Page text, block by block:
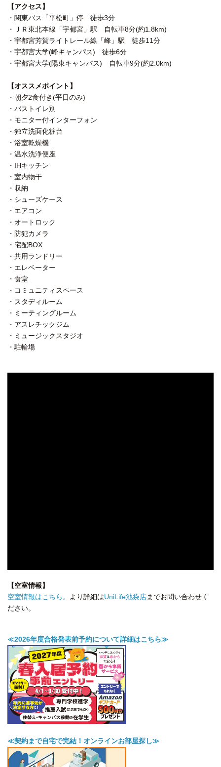
【アクセス】
・関東バス「平松町」停 徒歩3分
・ＪＲ東北本線「宇都宮」駅 自転車8分(約1.8km)
・宇都宮芳賀ライトレール線「峰」駅 徒歩11分
・宇都宮大学(峰キャンパス) 徒歩6分
・宇都宮大学(陽東キャンパス) 自転車9分(約2.0km)
【オススメポイント】
・朝夕2食付き(平日のみ)
・バストイレ別
・モニター付インターフォン
・独立洗面化粧台
・浴室乾燥機
・温水洗浄便座
・IHキッチン
・室内物干
・収納
・シューズケース
・エアコン
・オートロック
・防犯カメラ
・宅配BOX
・共用ランドリー
・エレベーター
・食堂
・コミュニティスペース
・スタディルーム
・ミーティングルーム
・アスレチックジム
・ミュージックスタジオ
・駐輪場
【空室情報】
空室情報はこちら。
より詳細はUniLife池袋店までお問い合わせく
ださい。
≪2026年度合格発表前予約について詳細はこちら≫
≪契約まで自宅で完結！オンラインお部屋探し≫